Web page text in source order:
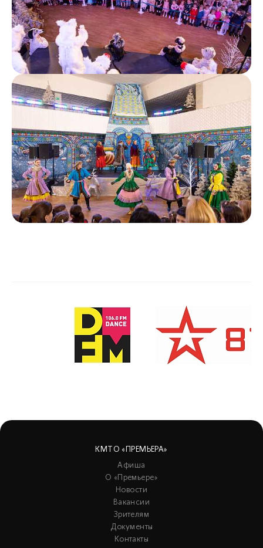
КМТО «ПРЕМЬЕРА»
Афиша
О «Премьере»
Новости
Вакансии
Зрителям
Документы
Контакты